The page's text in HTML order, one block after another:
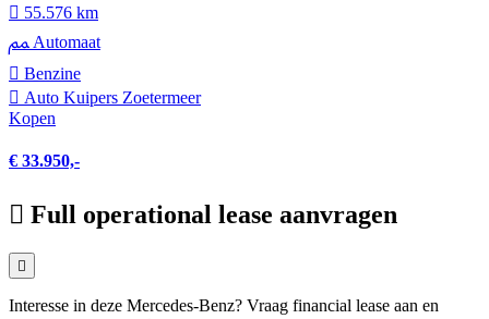
55.576 km
Automaat
Benzine
Auto Kuipers Zoetermeer
Kopen
€ 33.950,-
Full operational lease aanvragen
Interesse in deze Mercedes-Benz? Vraag financial lease aan en